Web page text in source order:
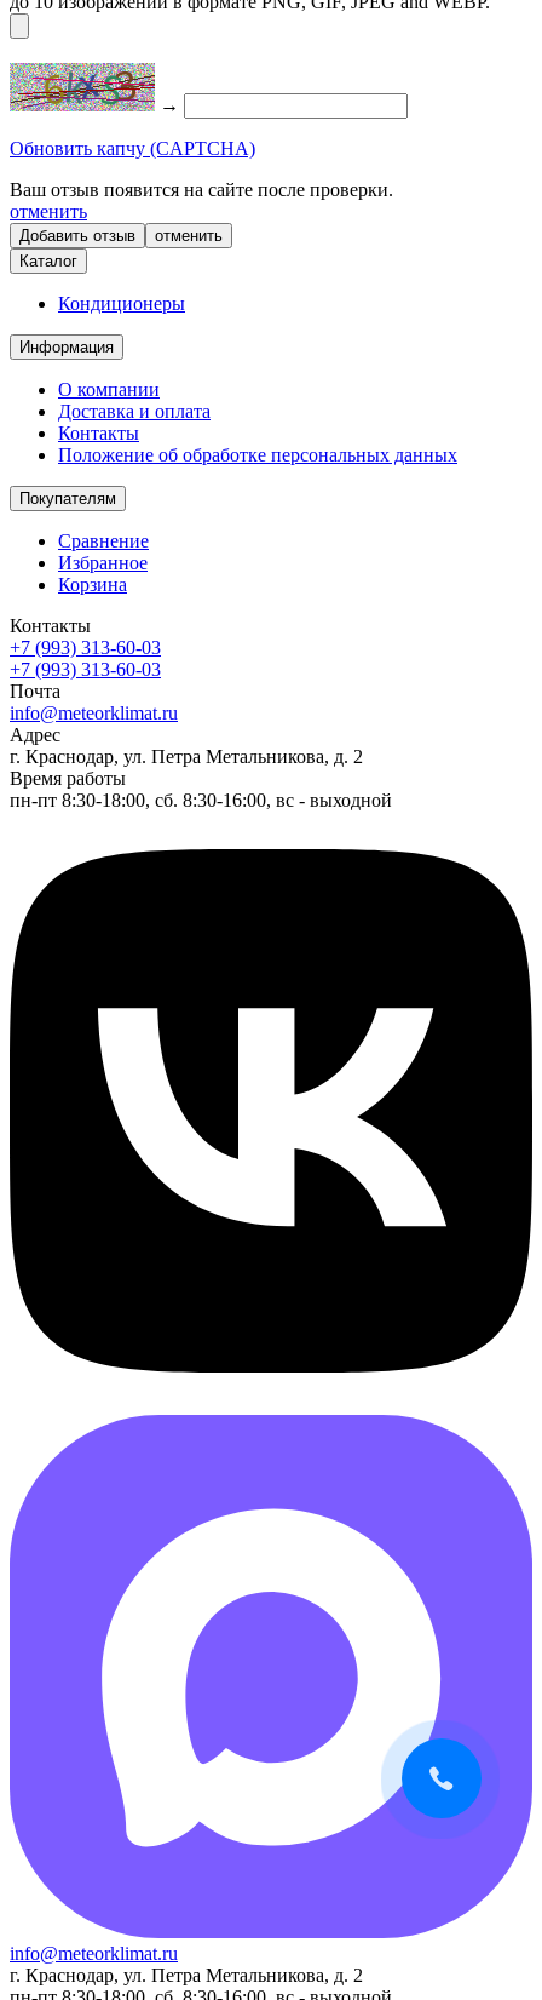
→
Обновить капчу (CAPTCHA)
Ваш отзыв появится на сайте после проверки.
отменить
отменить
Каталог
Кондиционеры
Информация
О компании
Доставка и оплата
Контакты
Положение об обработке персональных данных
Покупателям
Сравнение
Избранное
Корзина
Контакты
+7 (993) 313-60-03
+7 (993) 313-60-03
Почта
info@meteorklimat.ru
Адрес
г. Краснодар, ул. Петра Метальникова, д. 2
Время работы
пн-пт 8:30-18:00, сб. 8:30-16:00, вс - выходной
info@meteorklimat.ru
г. Краснодар, ул. Петра Метальникова, д. 2